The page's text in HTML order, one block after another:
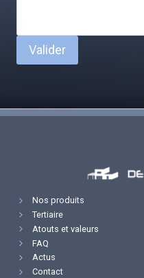
Valider
Nos produits
Tertiaire
Atouts et valeurs
FAQ
Actus
Contact